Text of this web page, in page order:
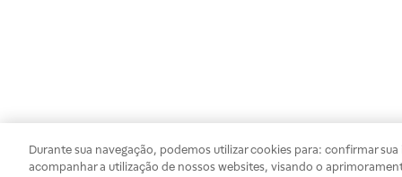
Durante sua navegação, podemos utilizar cookies para: confirmar
acompanhar a utilização de nossos websites, visando o